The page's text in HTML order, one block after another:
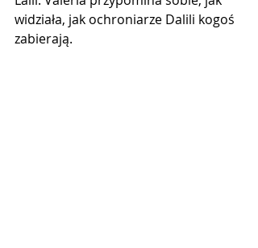
widziała, jak ochroniarze Dalili kogoś
zabierają.